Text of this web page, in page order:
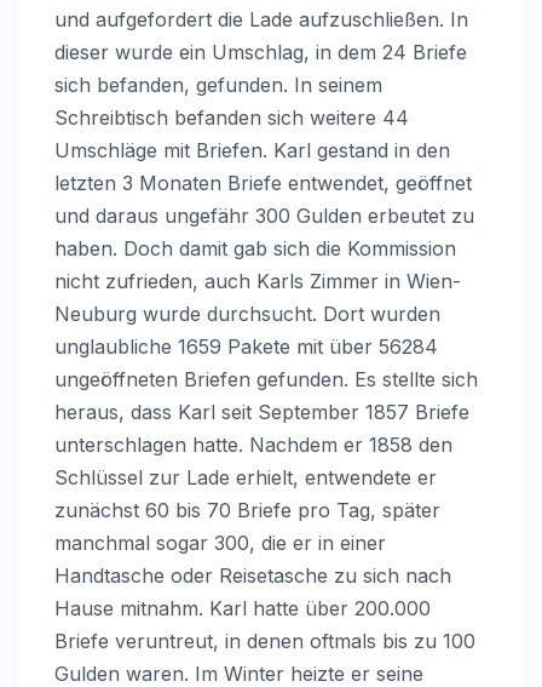
und aufgefordert die Lade aufzuschließen. In
dieser wurde ein Umschlag, in dem 24 Briefe
sich befanden, gefunden. In seinem
Schreibtisch befanden sich weitere 44
Umschläge mit Briefen. Karl gestand in den
letzten 3 Monaten Briefe entwendet, geöffnet
und daraus ungefähr 300 Gulden erbeutet zu
haben. Doch damit gab sich die Kommission
nicht zufrieden, auch Karls Zimmer in Wien-
Neuburg wurde durchsucht. Dort wurden
unglaubliche 1659 Pakete mit über 56284
ungeöffneten Briefen gefunden. Es stellte sich
heraus, dass Karl seit September 1857 Briefe
unterschlagen hatte. Nachdem er 1858 den
Schlüssel zur Lade erhielt, entwendete er
zunächst 60 bis 70 Briefe pro Tag, später
manchmal sogar 300, die er in einer
Handtasche oder Reisetasche zu sich nach
Hause mitnahm. Karl hatte über 200.000
Briefe veruntreut, in denen oftmals bis zu 100
Gulden waren. Im Winter heizte er seine